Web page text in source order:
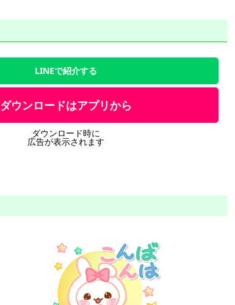
LINEで紹介する
ダウンロードはアプリから
ダウンロード時に
広告が表示されます